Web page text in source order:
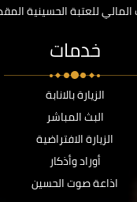
للعتبة الحسينية
خدمات
الزيارة بالانابة
البث المباشر
الزيارة الافتراضية
أوراد وأذكار
اذاعة صوت الحسين